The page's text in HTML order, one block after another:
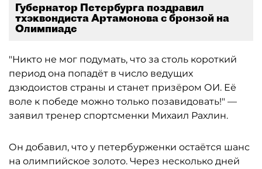
Губернатор Петербурга поздравил
тхэквондиста Артамонова с бронзой на
Олимпиаде
"Никто не мог подумать, что за столь короткий
период она попадёт в число ведущих
дзюдоистов страны и станет призёром ОИ. Её
воле к победе можно только позавидовать!" —
заявил тренер спортсменки Михаил Рахлин.
Он добавил, что у петербурженки остаётся шанс
на олимпийское золото. Через несколько дней